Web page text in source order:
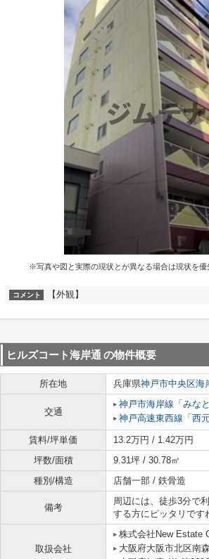
※写真や図と実際の現状とが異なる場合は現状を優
コメント 【外観】
ヒルズコート海岸通 の物件概要
所在地 兵庫県神戸市中央区海
交通
神戸市海岸線 「 みな
神戸高速東西線 「 西
賃料/坪単価 13.2万円 / 1.42万円
坪数/面積
9.31坪 / 30.78㎡
種別/構造
店舗一部 / 鉄骨造
備考
周辺には、徒歩3分で
する方にピッタリです
取扱会社
株式会社New Estate
大阪府大阪市北区南